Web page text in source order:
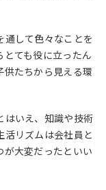
通して色々なことを
ても役に立ったん
供たちから見える環
はいえ、知識や技術
活リズムは会社員と
が大変だったといい